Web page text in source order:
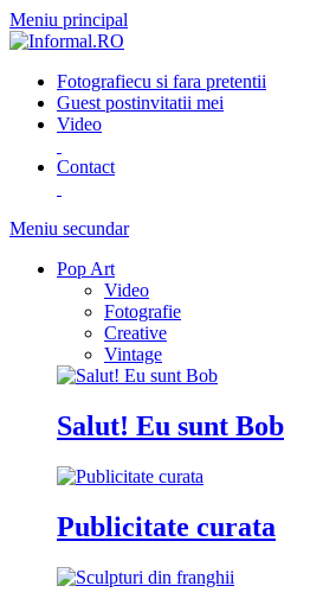
Meniu principal
Fotografiecu si fara pretentii
Guest postinvitatii mei
Video
Contact
Meniu secundar
Pop Art
Video
Fotografie
Creative
Vintage
Salut! Eu sunt Bob
Publicitate curata